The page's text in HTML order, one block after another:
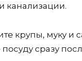
канализации.
крупы, муку и
сразу